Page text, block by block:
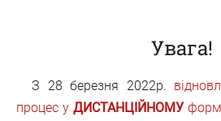
Увага!
З 28 березня 2022р.
процес у ДИСТАНЦІЙНОМУ